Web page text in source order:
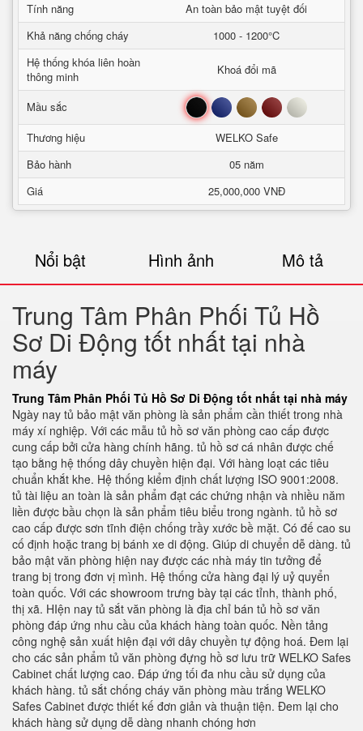
Tính năng
An toàn bảo mật tuyệt đối
Khả năng chống cháy
1000 - 1200°C
Hệ thống khóa liên hoàn
thông minh
Khoá đổi mã
Mầu sắc Đen Xanh Nâu Đỏ Trắng
Thương hiệu
WELKO Safe
Bảo hành
05 năm
Giá
25,000,000 VNĐ
Nổi bật Hình ảnh Mô tả
Trung Tâm Phân Phối Tủ Hồ
Sơ Di Động tốt nhất tại nhà
máy
Trung Tâm Phân Phối Tủ Hồ Sơ Di Động tốt nhất tại nhà máy
Ngày nay tủ bảo mật văn phòng là sản phẩm cần thiết trong nhà
máy xí nghiệp. Với các mẫu tủ hồ sơ văn phòng cao cấp được
cung cấp bởi cửa hàng chính hãng. tủ hồ sơ cá nhân được chế
tạo bằng hệ thống dây chuyền hiện đại. Với hàng loạt các tiêu
chuẩn khắt khe. Hệ thống kiểm định chất lượng ISO 9001:2008.
tủ tài liệu an toàn là sản phẩm đạt các chứng nhận và nhiều năm
liền được bầu chọn là sản phẩm tiêu biểu trong ngành. tủ hồ sơ
cao cấp được sơn tĩnh điện chống trầy xước bề mặt. Có đế cao su
cố định hoặc trang bị bánh xe di động. Giúp di chuyển dễ dàng. tủ
bảo mật văn phòng hiện nay được các nhà máy tin tưởng để
trang bị trong đơn vị mình. Hệ thống cửa hàng đại lý uỷ quyển
toàn quốc. Với các showroom trưng bày tại các tỉnh, thành phố,
thị xã. HIện nay tủ sắt văn phòng là địa chỉ bán tủ hồ sơ văn
phòng đáp ứng nhu cầu của khách hàng toàn quốc. Nền tảng
công nghệ sản xuất hiện đại với dây chuyền tự động hoá. Đem lại
cho các sản phẩm tủ văn phòng đựng hồ sơ lưu trữ WELKO Safes
Cabinet chất lượng cao. Đáp ứng tối đa nhu cầu sử dụng của
khách hàng. tủ sắt chống cháy văn phòng màu trắng WELKO
Safes Cabinet được thiết kế đơn giản và thuận tiện. Đem lại cho
khách hàng sử dụng dễ dàng nhanh chóng hơn